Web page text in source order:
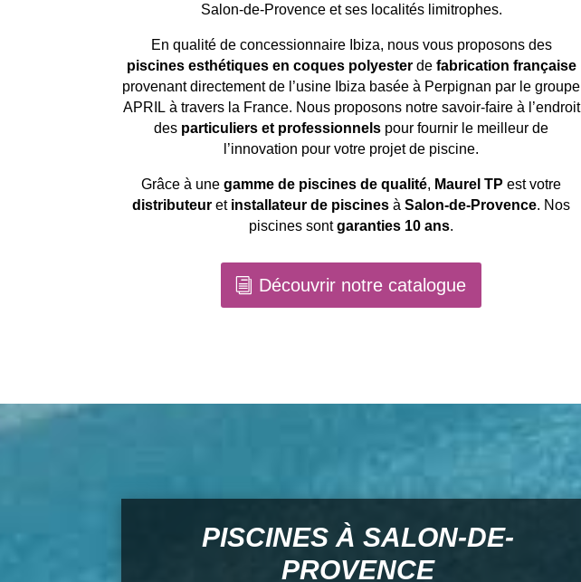
Salon-de-Provence et ses localités limitrophes.
En qualité de concessionnaire Ibiza, nous vous proposons des
piscines esthétiques en coques polyesterde fabrication française
provenant directement de l’usine Ibiza basée à Perpignan par le groupe
APRIL à travers la France. Nous proposons notre savoir-faire à l’endroit
des particuliers et professionnels pour fournir le meilleur de
l’innovation pour votre projet de piscine.
Grâce à unegamme de piscines de qualité, Maurel TP est votre
distributeur et installateur de piscines àSalon-de-Provence. Nos
piscines sontgaranties 10 ans.
Découvrir notre catalogue
PISCINES À SALON-DE-
PROVENCE